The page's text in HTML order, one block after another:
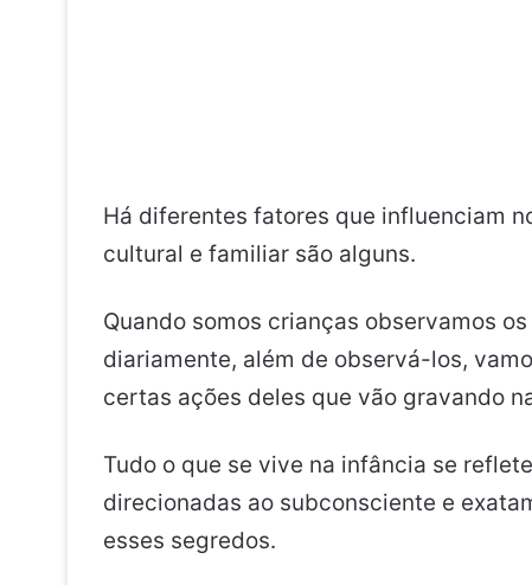
Há diferentes fatores que influenciam
cultural e familiar são alguns.
Quando somos crianças observamos
diariamente, além de observá-los,
certas ações deles que vão gravando
Tudo o que se vive na infância se
direcionadas ao subconsciente e
esses segredos.